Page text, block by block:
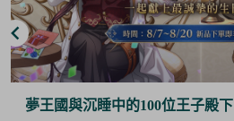
夢王國與沉睡中的100位王子殿下